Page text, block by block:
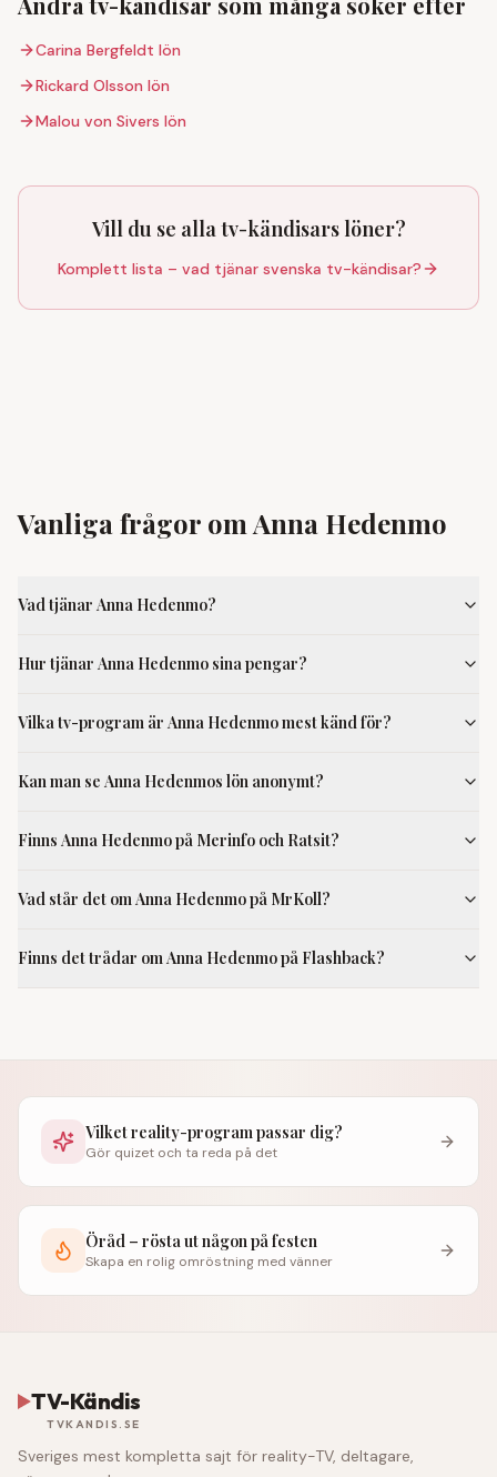
Carina Bergfeldt lön
Rickard Olsson lön
Malou von Sivers lön
Vill du se alla tv-kändisars löner?
Komplett lista – vad tjänar svenska tv-kändisar?
Vanliga frågor om Anna Hedenmo
Vad tjänar Anna Hedenmo?
Hur tjänar Anna Hedenmo sina pengar?
Vilka tv-program är Anna Hedenmo mest känd för?
Kan man se Anna Hedenmos lön anonymt?
Finns Anna Hedenmo på Merinfo och Ratsit?
Vad står det om Anna Hedenmo på MrKoll?
Finns det trådar om Anna Hedenmo på Flashback?
Vilket reality-program passar dig?
Gör quizet och ta reda på det
Öråd – rösta ut någon på festen
Skapa en rolig omröstning med vänner
TV-Kändis
TVKANDIS.SE
Sveriges mest kompletta sajt för reality-TV, deltagare,